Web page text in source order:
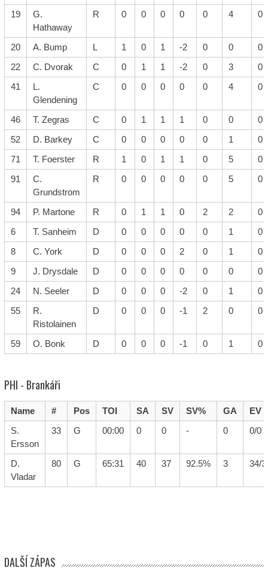
19
G.
Hathaway
R 0 0 0 0 0 4 0
20 A. Bump L 1 0 1 -2 0 0
0
22
C. Dvorak C 0 1 1 -2 0 3
0
41
L.
Glendening
C 0 0 0 0 0 4 0
46 T. Zegras C 0 1 1 1 0 0
0
52
D. Barkey C 0 0 0 0 0 1
0
71
T. Foerster R 1 0 1 1 0 5
0
91
C.
Grundstrom
R 0 0 0 0 0 5 0
94 P. Martone R 0 1 1 0 2 2
0
6
T. Sanheim D 0 0 0 0 0 1
0
8
C. York D 0 0 0 2 0 1
0
9
J. Drysdale D 0 0 0 0 0 0
0
24
N. Seeler D 0 0 0 -2 0 1
0
55
R.
Ristolainen
D 0 0 0 -1 2 0 0
59 O. Bonk D 0 0 0 -1 0 1 0
PHI - Brankáři
Name # Pos TOI SA SV SV% GA
EV
S.
Ersson
33 G 00:00 0 0 - 0 0/0
D.
Vladar
80 G 65:31 40 37 92.5% 3 34/
DALŠÍ ZÁPAS